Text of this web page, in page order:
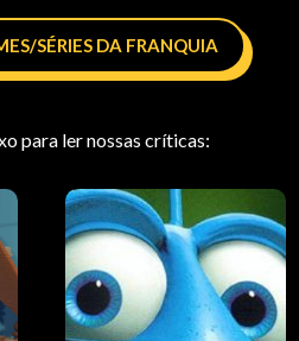
SÉRIES DA FRANQUIA
para ler nossas críticas: